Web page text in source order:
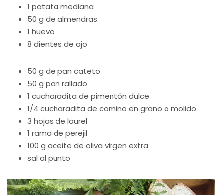
1 patata mediana
50 g de almendras
1 huevo
8 dientes de ajo
50 g de pan cateto
50 g pan rallado
1 cucharadita de pimentón dulce
1/4 cucharadita de comino en grano o molido
3 hojas de laurel
1 rama de perejil
100 g aceite de oliva virgen extra
sal al punto